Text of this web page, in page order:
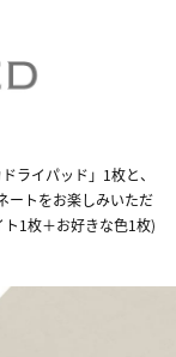
ライパッド」1枚と、
ートをお楽しみいただ
1枚＋お好きな色1枚)